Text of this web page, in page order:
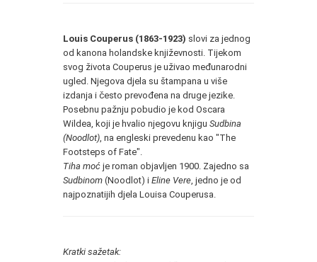
Louis Couperus (1863-1923) slovi za jednog
od kanona holandske književnosti. Tijekom
svog života Couperus je uživao međunarodni
ugled. Njegova djela su štampana u više
izdanja i često prevođena na druge jezike.
Posebnu pažnju pobudio je kod Oscara
Wildea, koji je hvalio njegovu knjigu Sudbina
(Noodlot) , na engleski prevedenu kao "The
Footsteps of Fate".
Tiha moć je roman objavljen 1900. Zajedno sa
Sudbinom (Noodlot) i Eline Vere , jedno je od
najpoznatijih djela Louisa Couperusa.
Kratki sažetak: